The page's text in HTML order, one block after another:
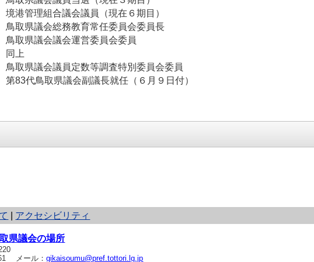
管理組合議会議員（現在６期目）
県議会総務教育常任委員会委員長
県議会議会運営委員会委員
上
県議会議員定数等調査特別委員会委員
代鳥取県議会副議長就任（６月９日付）
アクセシビリティ
県議会の場所
メール：gikaisoumu@pref.tottori.lg.jp